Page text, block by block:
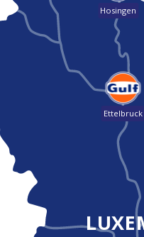
Hosingen
Ettelbruck